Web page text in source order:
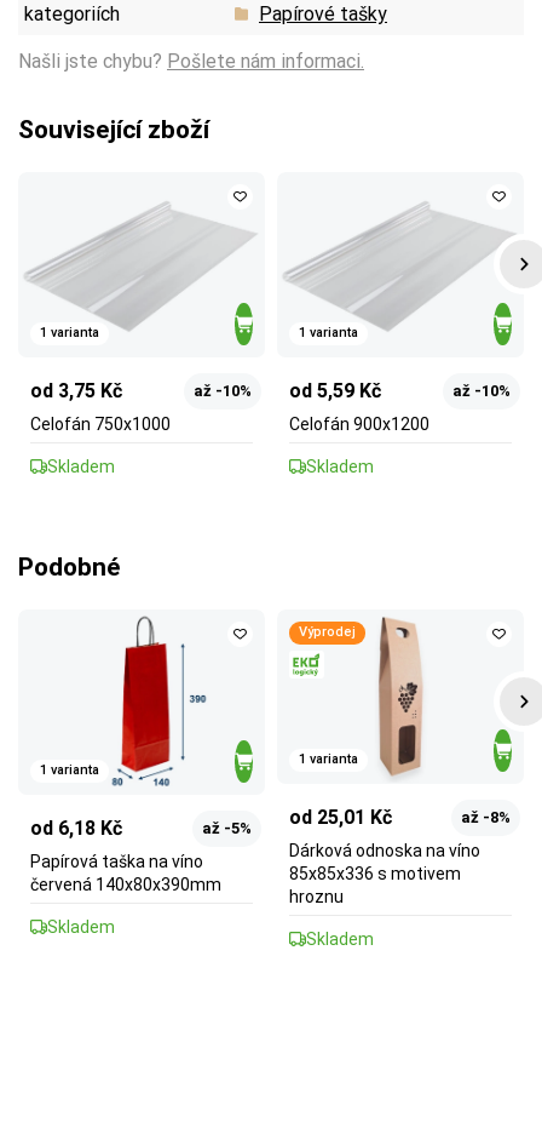
kategoriích
Papírové tašky
Našli jste chybu? Pošlete nám informaci.
Související zboží
1 varianta
od 3,75 Kč až -10%
Celofán 750x1000
Skladem
1 varianta
od 5,59 Kč až -10%
Celofán 900x1200
Skladem
Podobné
1 varianta
od 6,18 Kč až -5%
Papírová taška na víno
červená 140x80x390mm
Skladem
Výprodej
1 varianta
od 25,01 Kč až -8%
Dárková odnoska na víno
85x85x336 s motivem
hroznu
Skladem